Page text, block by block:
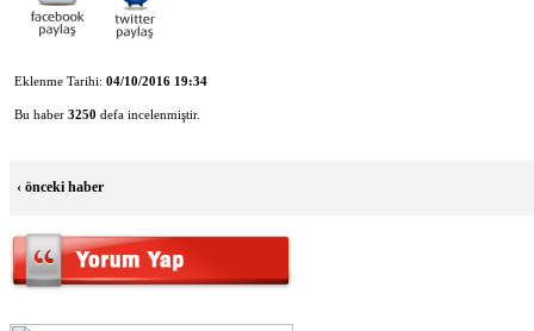
Eklenme Tarihi: 04/10/2016 19:34
Bu haber 3250 defa incelenmiştir.
‹ önceki haber